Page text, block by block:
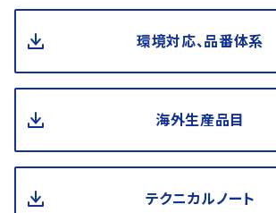
環境対応、品番体系
海外生産品目
テクニカルノート